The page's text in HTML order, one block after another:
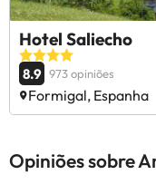
Hotel Saliecho
8.9 973 opiniões
Formigal, Espanha
Opiniões sobre